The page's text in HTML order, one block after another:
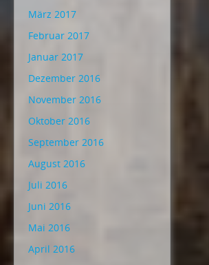
März 2017
Februar 2017
Januar 2017
Dezember 2016
November 2016
Oktober 2016
September 2016
August 2016
Juli 2016
Juni 2016
Mai 2016
April 2016